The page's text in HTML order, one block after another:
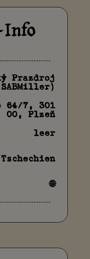
Prazdroj
64/7, 301
00, Plzeň
leer
Tschechien
🌐